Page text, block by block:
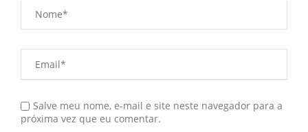
Salve meu nome, e-mail e site neste navegador para a
próxima vez que eu comentar.